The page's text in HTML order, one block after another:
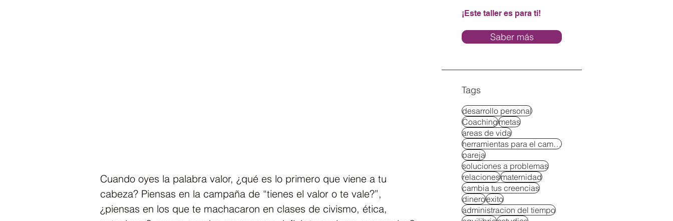
Cuando oyes la palabra valor, ¿qué es lo primero que viene a tu
cabeza? Piensas en la campaña de “tienes el valor o te vale?”,
¿piensas en los que te machacaron en clases de civismo, ética,
¡Este taller es para ti!
Saber más
Tags
desarrollo personal
Coachingmetas
areas de vida
herramientas para el cambio
pareja
soluciones a problemas
relacionesmaternidad
cambia tus creencias
dineroexito
administracion del tiempo